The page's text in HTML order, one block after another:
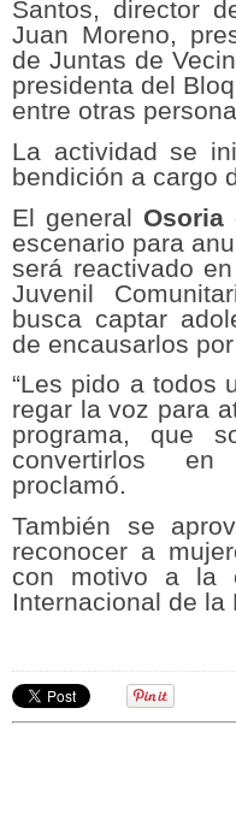
Santos, director
Juan Moreno,
de Juntas de
presidenta del
entre otras
La actividad se
bendición a cargo
El general Osoria
escenario para
será reactivado
Juvenil
busca captar
de encausarlos
“Les pido a todos
regar la voz para
programa, que
convertirlos en
proclamó.
También se
reconocer a
con motivo a la
Internacional de la